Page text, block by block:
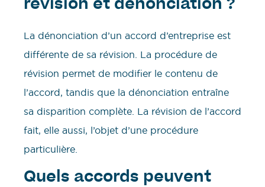
révision et dénonciation ?
La dénonciation d’un accord d’entreprise est
différente de sa révision. La procédure de
révision permet de modifier le contenu de
l’accord, tandis que la dénonciation entraîne
sa disparition complète. La révision de l’accord
fait, elle aussi, l’objet d’une procédure
particulière.
Quels accords peuvent